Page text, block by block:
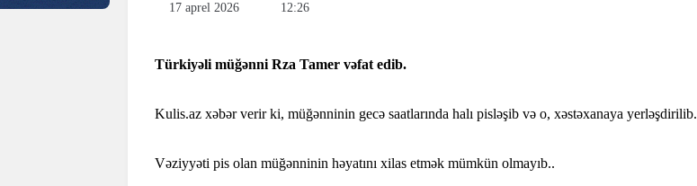
17 aprel 2026 12:26
Türkiyəli müğənni Rza Tamer vəfat edib.
Kulis.az xəbər verir ki, müğənninin gecə saatlarında halı pisləşib və o, xəstəxanaya yerləşdirilib.
Vəziyyəti pis olan müğənninin həyatını xilas etmək mümkün olmayıb..